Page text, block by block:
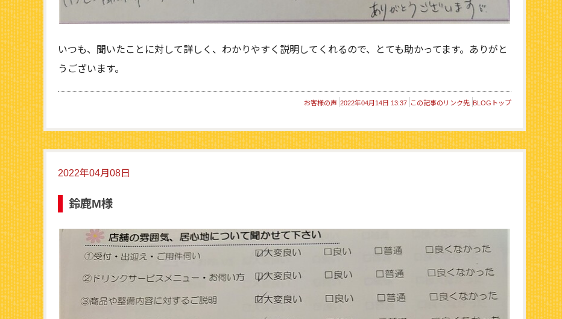
いつも、聞いたことに対して詳しく、わかりやすく説明してくれるので、とても助かってます。ありがと
うございます。
お客様の声 2022年04月14日 13:37 この記事のリンク先 BLOGトップ
2022年04月08日
鈴鹿M様